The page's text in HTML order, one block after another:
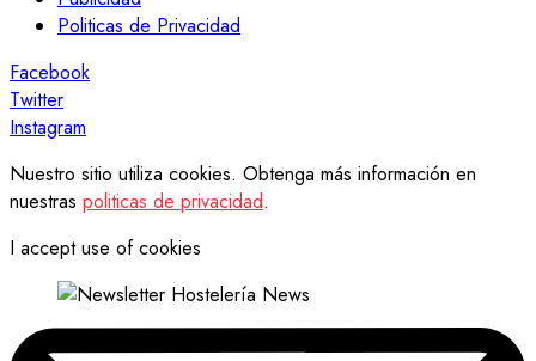
Politicas de Privacidad
Facebook
Twitter
Instagram
Nuestro sitio utiliza cookies. Obtenga más información en
nuestras politicas de privacidad.
I accept use of cookies